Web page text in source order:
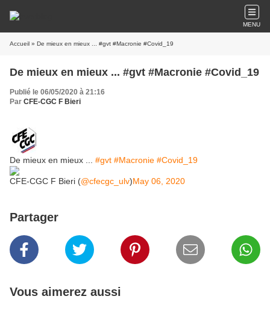
MENU
Accueil » De mieux en mieux ... #gvt #Macronie #Covid_19
De mieux en mieux ... #gvt #Macronie #Covid_19
Publié le 06/05/2020 à 21:16
Par CFE-CGC F Bieri
De mieux en mieux ... #gvt #Macronie #Covid_19
CFE-CGC F Bieri (@cfecgc_ulv)May 06, 2020
Partager
Vous aimerez aussi